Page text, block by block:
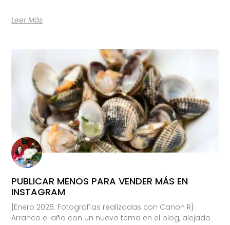
Leer Más
PUBLICAR MENOS PARA VENDER MÁS EN
INSTAGRAM
{Enero 2026. Fotografías realizadas con Canon R}
Arranco el año con un nuevo tema en el blog, alejado